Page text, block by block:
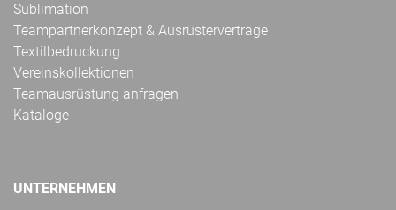
Sublimation
Teampartnerkonzept & Ausrüsterverträge
Textilbedruckung
Vereinskollektionen
Teamausrüstung anfragen
Kataloge
UNTERNEHMEN